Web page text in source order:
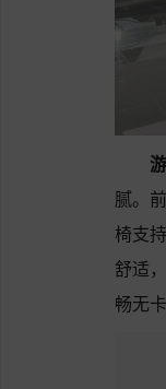
腻。
椅支
舒适
畅无卡